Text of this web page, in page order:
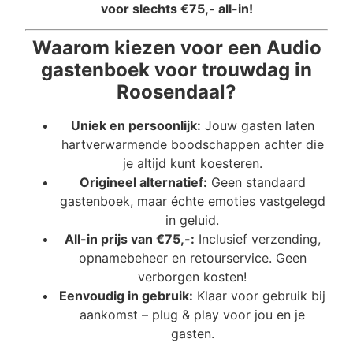
voor slechts €75,- all-in!
Waarom kiezen voor een Audio
gastenboek voor trouwdag in
Roosendaal?
Uniek en persoonlijk: Jouw gasten laten
hartverwarmende boodschappen achter die
je altijd kunt koesteren.
Origineel alternatief: Geen standaard
gastenboek, maar échte emoties vastgelegd
in geluid.
All-in prijs van €75,-: Inclusief verzending,
opnamebeheer en retourservice. Geen
verborgen kosten!
Eenvoudig in gebruik: Klaar voor gebruik bij
aankomst – plug & play voor jou en je
gasten.